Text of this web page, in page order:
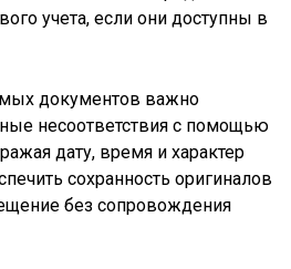
учета, если они доступны в
документов важно
несоответствия с помощью
дату, время и характер
сохранность оригиналов
без сопровождения